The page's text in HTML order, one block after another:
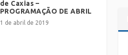
de Caxias –
PROGRAMAÇÃO DE ABRIL
1 de abril de 2019